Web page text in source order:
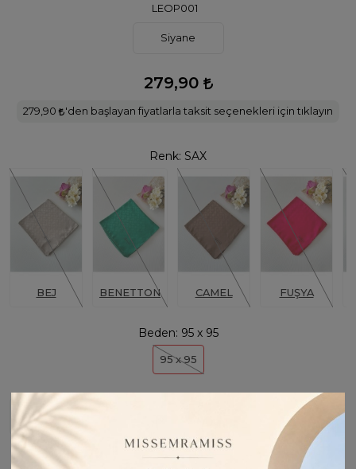
LEOP001
Siyane
279,90
279,90 'den başlayan fiyatlarla taksit seçenekleri için tıklayın
Renk: SAX
BEJ BENETTON CAMEL FUŞYA
Beden: 95 x 95
95 x 95
Stoğa Girince Haber Ver